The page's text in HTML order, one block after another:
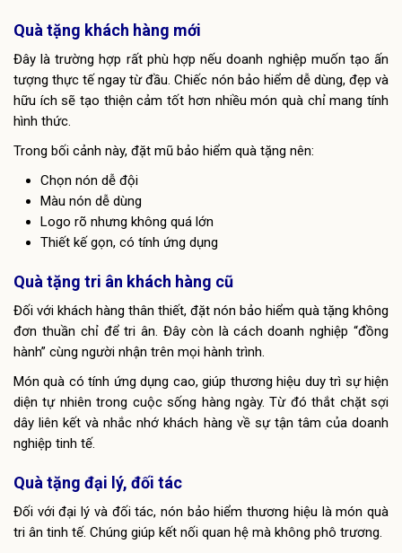
Quà tặng khách hàng mới
Đây là trường hợp rất phù hợp nếu doanh nghiệp muốn tạo ấn
tượng thực tế ngay từ đầu. Chiếc nón bảo hiểm dễ dùng, đẹp và
hữu ích sẽ tạo thiện cảm tốt hơn nhiều món quà chỉ mang tính
hình thức.
Trong bối cảnh này, đặt mũ bảo hiểm quà tặng nên:
Chọn nón dễ đội
Màu nón dễ dùng
Logo rõ nhưng không quá lớn
Thiết kế gọn, có tính ứng dụng
Quà tặng tri ân khách hàng cũ
Đối với khách hàng thân thiết, đặt nón bảo hiểm quà tặng không
đơn thuần chỉ để tri ân. Đây còn là cách doanh nghiệp “đồng
hành” cùng người nhận trên mọi hành trình.
Món quà có tính ứng dụng cao, giúp thương hiệu duy trì sự hiện
diện tự nhiên trong cuộc sống hàng ngày. Từ đó thắt chặt sợi
dây liên kết và nhắc nhớ khách hàng về sự tận tâm của doanh
nghiệp tinh tế.
Quà tặng đại lý, đối tác
Đối với đại lý và đối tác, nón bảo hiểm thương hiệu là món quà
tri ân tinh tế. Chúng giúp kết nối quan hệ mà không phô trương.